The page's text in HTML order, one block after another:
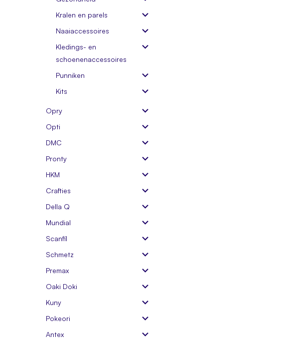
Kralen en parels
Naaiaccessoires
Kledings- en
schoenenaccessoires
Punniken
Kits
Opry
Opti
DMC
Pronty
HKM
Crafties
Della Q
Mundial
Scanfil
Schmetz
Premax
Oaki Doki
Kuny
Pokeori
Antex